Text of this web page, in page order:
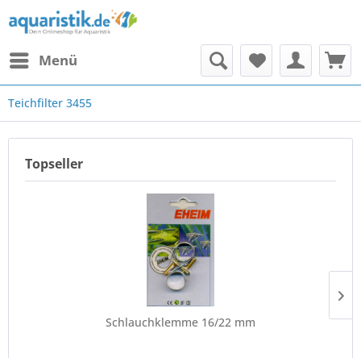
Menü
Teichfilter 3455
Topseller
Schlauchklemme 16/22 mm